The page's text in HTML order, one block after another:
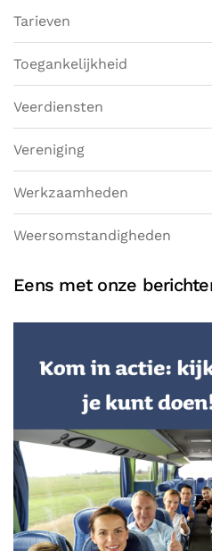
Tarieven
Toegankelijkheid
Veerdiensten
Vereniging
Werkzaamheden
Weersomstandigheden
Eens met onze